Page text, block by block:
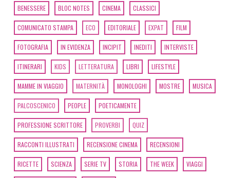
BENESSERE BLOC NOTES CINEMA CLASSICI
COMUNICATO STAMPA ECO EDITORIALE EXPAT FILM
FOTOGRAFIA IN EVIDENZA INCIPIT INEDITI INTERVISTE
ITINERARI KIDS LETTERATURA LIBRI LIFESTYLE
MAMME IN VIAGGIO MATERNITÀ MONOLOGHI MOSTRE MUSICA
PALCOSCENICO PEOPLE POETICAMENTE
PROFESSIONE SCRITTORE PROVERBI QUIZ
RACCONTI ILLUSTRATI RECENSIONE CINEMA RECENSIONI
RICETTE SCIENZA SERIE TV STORIA THE WEEK VIAGGI